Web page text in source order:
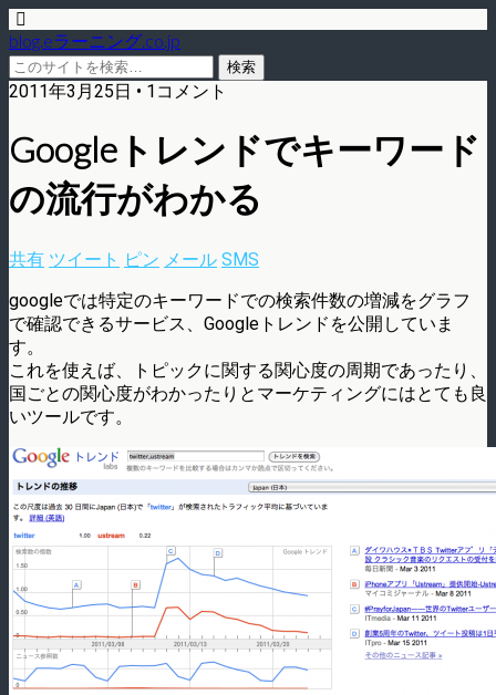
blog.eラーニング.co.jp
2011年3月25日 • 1コメント
Googleトレンドでキーワード
の流行がわかる
共有 ツイート ピン メール SMS
googleでは特定のキーワードでの検索件数の増減をグラフ
で確認できるサービス、Googleトレンドを公開していま
す。
これを使えば、トピックに関する関心度の周期であったり、
国ごとの関心度がわかったりとマーケティングにはとても良
いツールです。